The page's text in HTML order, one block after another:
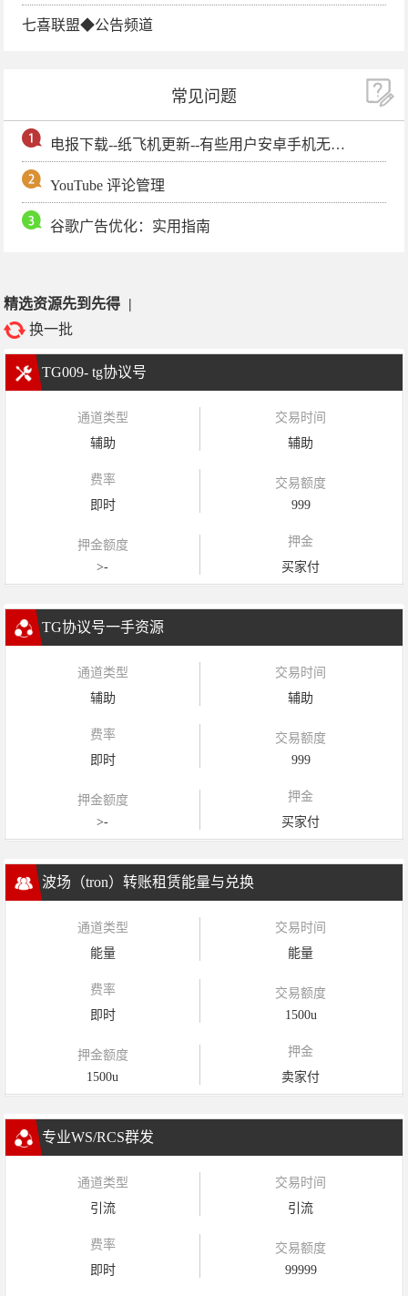
七喜联盟◆公告频道
常见问题
电报下载--纸飞机更新--有些用户安卓手机无法更新电报软件
YouTube 评论管理
谷歌广告优化：实用指南
精选资源先到先得 |
换一批
TG009- tg协议号
通道类型
辅助
交易时间
辅助
费率
即时
交易额度
999
押金额度
>-
押金
买家付
TG协议号一手资源
通道类型
辅助
交易时间
辅助
费率
即时
交易额度
999
押金额度
>-
押金
买家付
波场（tron）转账租赁能量与兑换
通道类型
能量
交易时间
能量
费率
即时
交易额度
1500u
押金额度
1500u
押金
卖家付
专业WS/RCS群发
通道类型
引流
交易时间
引流
费率
即时
交易额度
99999